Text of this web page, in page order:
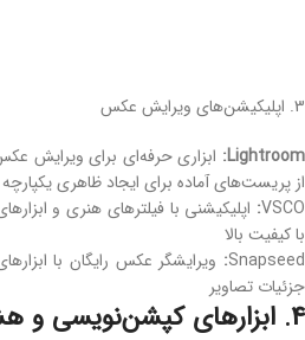
3. اپلیکیشن‌های ویرایش عکس
Lightroom
: ابزاری حرفه‌ای برای ویرایش
از پریست‌های آماده برای ایجاد ظاهری
VSCO
: اپلیکیشنی با فیلترهای هنری و
با کیفیت بالا
Snapseed
: ویرایشگر عکس رایگان با
جزئیات تصاویر
4. ابزارهای کپشن‌نویسی و هشتگ